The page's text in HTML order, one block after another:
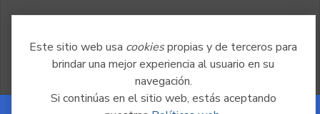
Este sitio web usa cookiespropias y de terceros para
brindar una mejor experiencia al usuario en su
navegación.
Si continúas en el sitio web, estás aceptando